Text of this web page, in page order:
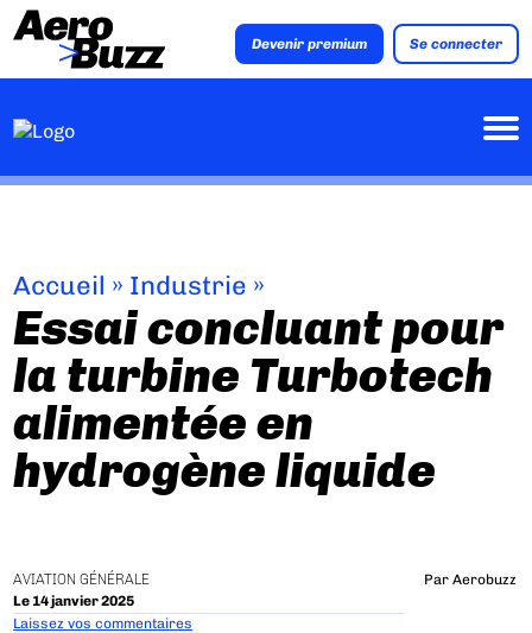
Devenir premium Se connecter
Accueil » Industrie »
Essai concluant pour
la turbine Turbotech
alimentée en
hydrogène liquide
AVIATION GÉNÉRALE
Le 14 janvier 2025
Par Aerobuzz
Laissez vos commentaires